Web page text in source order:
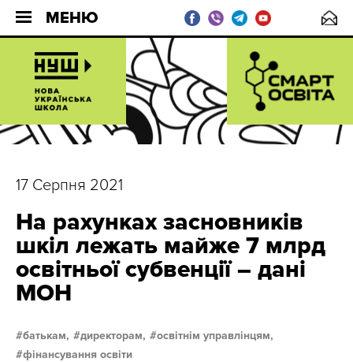
МЕНЮ
17 Серпня 2021
На рахунках засновників
шкіл лежать майже 7 млрд
освітньої субвенції – дані
МОН
батькам, директорам,
освітнім управлінцям,
фінансування освіти